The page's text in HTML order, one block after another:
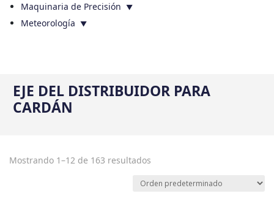
Maquinaria de Precisión
Meteorología
EJE DEL DISTRIBUIDOR PARA
CARDÁN
Mostrando 1–12 de 163 resultados